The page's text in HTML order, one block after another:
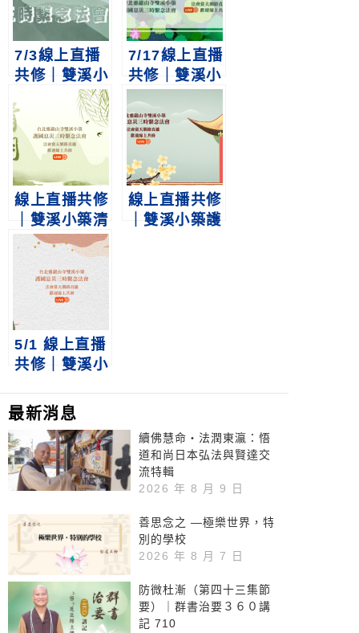
7/3線上直播
共修｜雙溪小
築護國息災三
時繫念法會
7/17線上直播
共修｜雙溪小
築護國息災三
時繫念法會
線上直播共修
｜雙溪小築清
明祭祖護國息
災三時繫念法
線上直播共修
｜雙溪小築護
5/1 線上直播
共修｜雙溪小
時繫念法會
最新消息
續佛慧命‧法潤東瀛：悟
道和尚日本弘法與賢達交
流特輯
2026 年 8 月 9 日
善思念之 —極樂世界，特
別的學校
2026 年 8 月 7 日
防微杜漸（第四十三集節
要）｜群書治要３６０講
記 710